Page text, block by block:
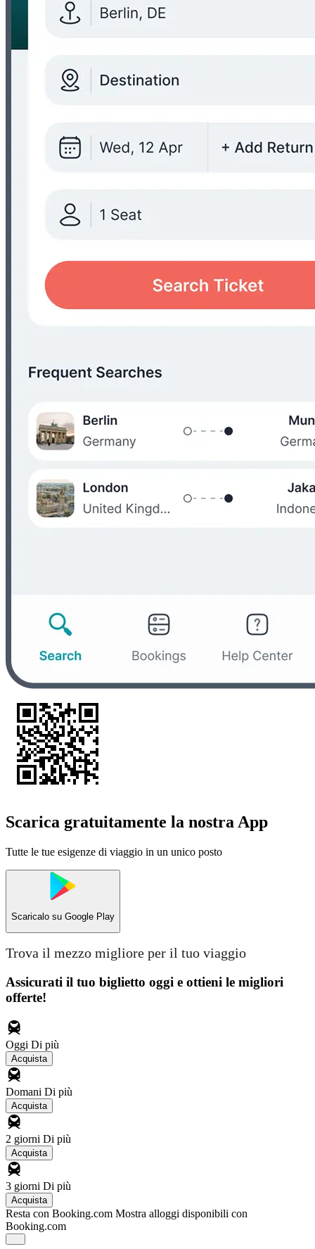
Scarica gratuitamente la nostra App
Tutte le tue esigenze di viaggio in un unico posto
Scaricalo su Google Play
Trova il mezzo migliore per il tuo viaggio
Assicurati il ​​tuo biglietto oggi e ottieni le migliori
offerte!
Oggi Di più
Acquista
Domani Di più
Acquista
2 giorni Di più
Acquista
3 giorni Di più
Acquista
Resta con Booking.com Mostra alloggi disponibili con
Booking.com